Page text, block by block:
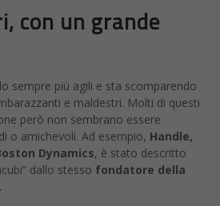
con un grande
sempre più agili e sta scomparendo
e maldestri. Molti di questi
però non sembrano essere
o amichevoli. Ad esempio, Handle,
Dynamics, è stato descritto
dallo stesso fondatore della